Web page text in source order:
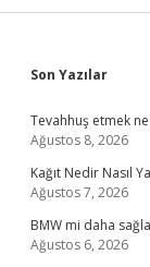
Son Yazılar
Tevahhuş etmek
Ağustos 8, 2026
Kağıt Nedir Nasıl
Ağustos 7, 2026
BMW mi daha
Ağustos 6, 2026